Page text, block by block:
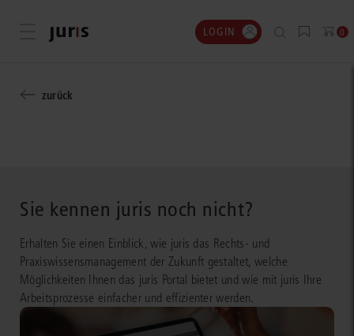
Menü öffnen LOGIN 0
zurück
Sie kennen juris noch nicht?
Erhalten Sie einen Einblick, wie juris das Rechts- und
Praxiswissensmanagement der Zukunft gestaltet, welche
Möglichkeiten Ihnen das juris Portal bietet und wie mit juris Ihre
Arbeitsprozesse einfacher und effizienter werden.